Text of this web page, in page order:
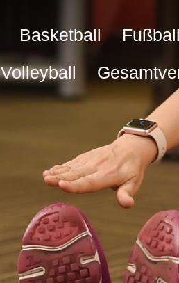
Basketball Fußball
Volleyball